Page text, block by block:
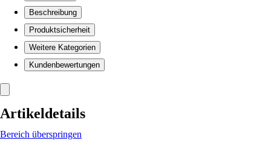
Beschreibung
Produktsicherheit
Weitere Kategorien
Kundenbewertungen
Artikeldetails
Bereich überspringen